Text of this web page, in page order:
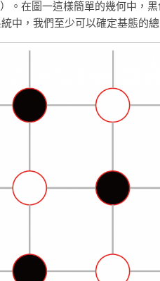
。在圖一這樣簡單的幾何中，
中，我們至少可以確定基態的總